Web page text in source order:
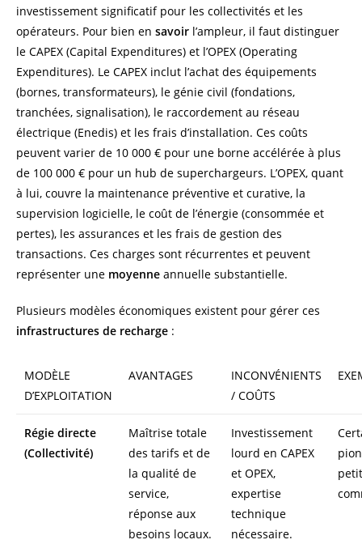
investissement significatif pour les collectivités et les
opérateurs. Pour bien en savoir l’ampleur, il faut distinguer
le CAPEX (Capital Expenditures) et l’OPEX (Operating
Expenditures). Le CAPEX inclut l’achat des équipements
(bornes, transformateurs), le génie civil (fondations,
tranchées, signalisation), le raccordement au réseau
électrique (Enedis) et les frais d’installation. Ces coûts
peuvent varier de 10 000 € pour une borne accélérée à plus
de 100 000 € pour un hub de superchargeurs. L’OPEX, quant
à lui, couvre la maintenance préventive et curative, la
supervision logicielle, le coût de l’énergie (consommée et
pertes), les assurances et les frais de gestion des
transactions. Ces charges sont récurrentes et peuvent
représenter une moyenne annuelle substantielle.
Plusieurs modèles économiques existent pour gérer ces
infrastructures de recharge :
MODÈLE
D’EXPLOITATION
AVANTAGES
INCONVÉNIENTS
/ COÛTS
Régie directe
(Collectivité)
Maîtrise totale
des tarifs et de
la qualité de
service,
réponse aux
besoins locaux.
Investissement
lourd en CAPEX
et OPEX,
expertise
technique
nécessaire.